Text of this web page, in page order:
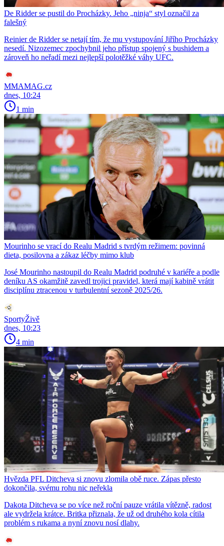
De Ridder se pustil do Procházky. Jeho „ninja“ styl označil za
falešný
Reinier de Ridder se netají tím, že mu vystupování Jiřího Procházky
nesedí. Nizozemec zpochybnil jeho přístup spojený s bushidem a
zároveň ho neřadí mezi nejlepší polotěžké váhy UFC.
MMAMAG.cz
dnes, 10:24
1 min
Mourinho se vrací do Realu Madrid s tvrdým režimem: povinná
dieta, posilovna a zákaz léčby mimo klub
José Mourinho nastoupil do Realu Madrid podruhé v kariéře a podle
deníku AS okamžitě zavedl trojici pravidel, která mají kabině vrátit
disciplínu ztracenou v turbulentní sezoně 2025/26.
SportyŽivě
dnes, 10:23
4 min
Hvězda PFL Ditcheva si znovu zlomila obě ruce. Zápas přesto
dokončila, svému rohu nic neřekla
Dakota Ditcheva se po více než roční pauze vrátila vítězně, radost
ale vydržela krátce. Britka přiznala, že už od druhého kola cítila
problém s rukama a nyní znovu nosí dlahy.